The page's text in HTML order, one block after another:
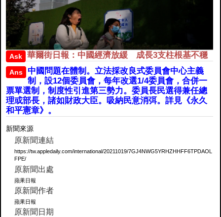
Ask 華爾街日報：中國經濟放緩 成長3支柱根基不穩
Ans
中國問題在體制。立法採改良式委員會中心主義
制，設12個委員會，每年改選1/4委員會，合併一
票單選制，制度性引進第三勢力。委員長民選得兼任總
理或部長，諸如財政大臣。吸納民意消弭。詳見《永久
和平憲章》。
新聞來源
原新聞連結
https://tw.appledaily.com/international/20211019/7GJ4NWG5YRHZHHFF6TPDAOL
FPE/
原新聞出處
蘋果日報
原新聞作者
蘋果日報
原新聞日期